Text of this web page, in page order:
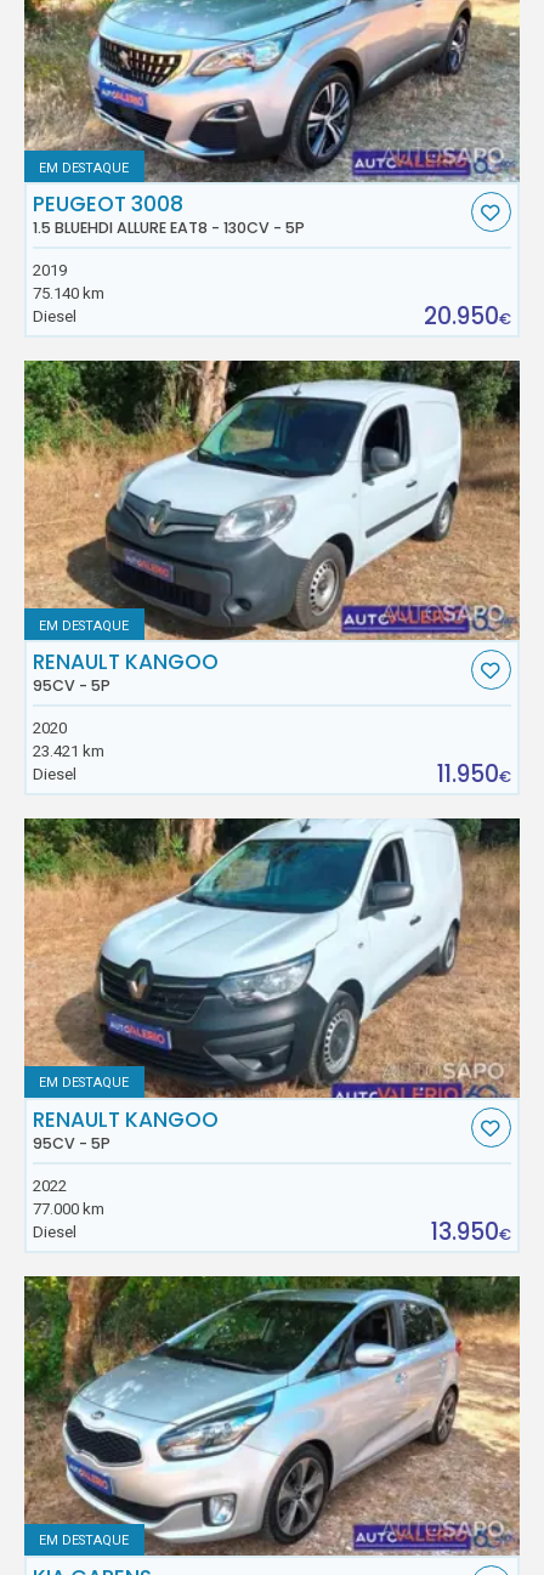
EM DESTAQUE
PEUGEOT 3008
1.5 BLUEHDI ALLURE EAT8 - 130CV - 5P
2019
75.140 km
Diesel
20.950€
EM DESTAQUE
RENAULT KANGOO
95CV - 5P
2020
23.421 km
Diesel
11.950€
EM DESTAQUE
RENAULT KANGOO
95CV - 5P
2022
77.000 km
Diesel
13.950€
EM DESTAQUE